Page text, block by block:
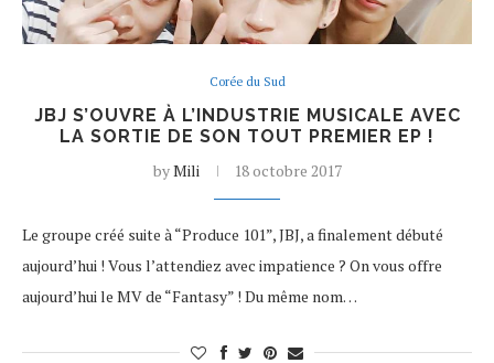
Corée du Sud
JBJ S’OUVRE À L’INDUSTRIE MUSICALE AVEC
LA SORTIE DE SON TOUT PREMIER EP !
byMili 18 octobre 2017
Le groupe créé suite à “Produce 101”, JBJ, a finalement débuté
aujourd’hui ! Vous l’attendiez avec impatience ? On vous offre
aujourd’hui le MV de “Fantasy” ! Du même nom…